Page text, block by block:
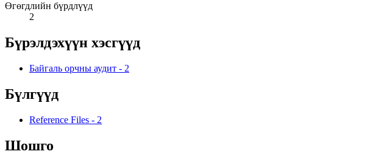
Өгөгдлийн бүрдлүүд
2
Бүрэлдэхүүн хэсгүүд
Байгаль орчны аудит - 2
Бүлгүүд
Reference Files - 2
Шошго